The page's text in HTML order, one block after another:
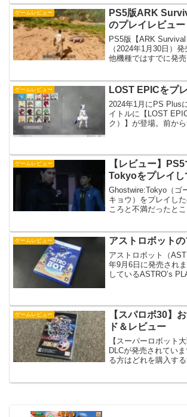
るのかも気になって
際にプ...
ゲームレビュー
PS5版ARK
のプレイレビュー
PS5版【ARK
（2024年1月30日）
他機種ではすでに発
イしてみました。オ
ゲームレビュー LOST EPICをプ
2024年1月にPS Plus
イトルに【LOST
ク）】が登場。前か
みた動...
ゲームレビュー
【レビュー】
Tokyoをプレイし
Ghostwire:Tokyo（ゴ
キョウ）をプレイし
ころと不満だったと
すよね。
ゲームレビュー アストロボット
アストロボット（
年9月6日に発売され
しているASTRO’s
ゲームレビュー
【スパロボ30】
ド＆レビュー
【スーパーロボット
DLCが発売されてい
る方はどれを購入す